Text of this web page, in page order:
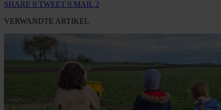
SHARE 0 TWEET 0 MAIL 2
VERWANDTE ARTIKEL